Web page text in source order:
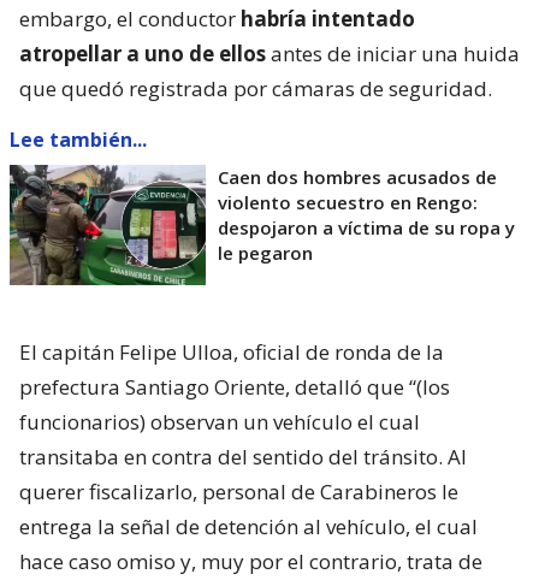
embargo, el conductor habría intentado
atropellar a uno de ellosantes de iniciar una huida
que quedó registrada por cámaras de seguridad.
Lee también...
Caen dos hombres acusados de
violento secuestro en Rengo:
despojaron a víctima de su ropa y
le pegaron
El capitán Felipe Ulloa, oficial de ronda de la
prefectura Santiago Oriente, detalló que “(los
funcionarios) observan un vehículo el cual
transitaba en contra del sentido del tránsito. Al
querer fiscalizarlo, personal de Carabineros le
entrega la señal de detención al vehículo, el cual
hace caso omiso y, muy por el contrario, trata de